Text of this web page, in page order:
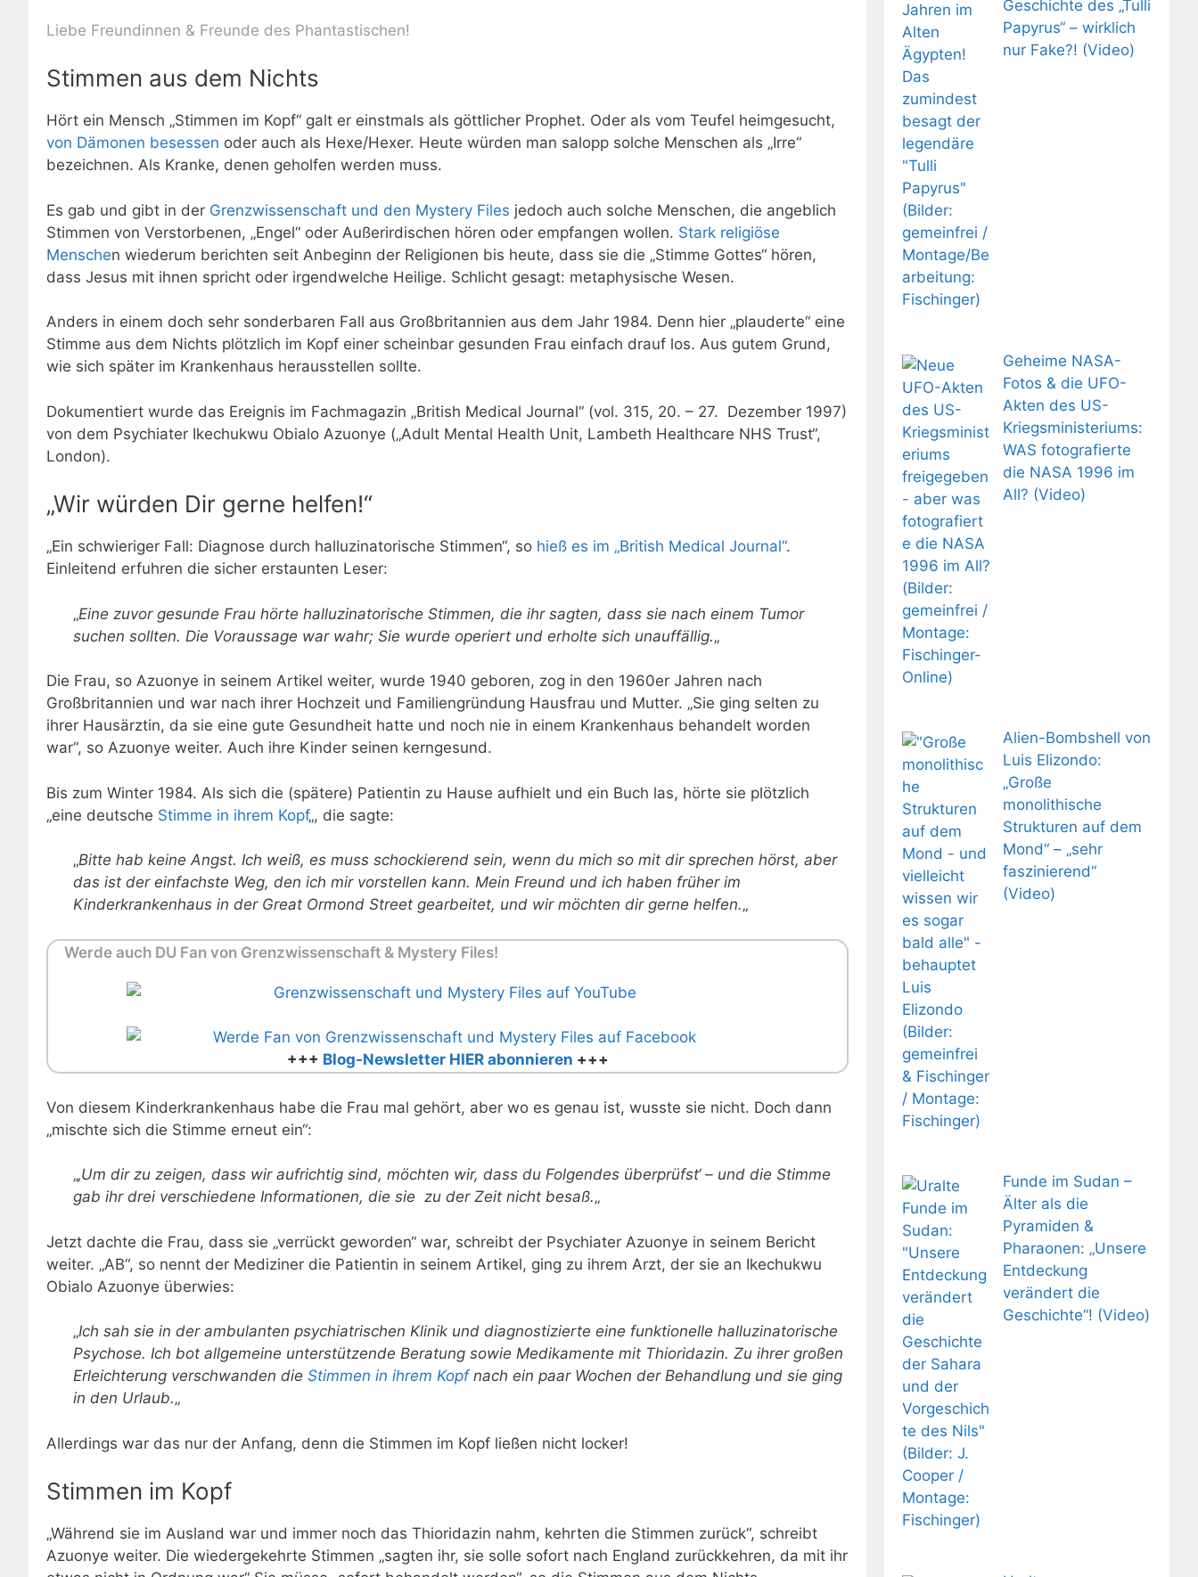
Liebe Freundinnen & Freunde des Phantastischen!
Stimmen aus dem Nichts
Hört ein Mensch „Stimmen im Kopf“ galt er einstmals als göttlicher Prophet. Oder als vom Teufel heimgesucht,
von Dämonen besessen oder auch als Hexe/Hexer. Heute würden man salopp solche Menschen als „Irre“
bezeichnen. Als Kranke, denen geholfen werden muss.
Es gab und gibt in der Grenzwissenschaft und den Mystery Files jedoch auch solche Menschen, die angeblich
Stimmen von Verstorbenen, „Engel“ oder Außerirdischen hören oder empfangen wollen. Stark religiöse
Menschen wiederum berichten seit Anbeginn der Religionen bis heute, dass sie die „Stimme Gottes“ hören,
dass Jesus mit ihnen spricht oder irgendwelche Heilige. Schlicht gesagt: metaphysische Wesen.
Anders in einem doch sehr sonderbaren Fall aus Großbritannien aus dem Jahr 1984. Denn hier „plauderte“ eine
Stimme aus dem Nichts plötzlich im Kopf einer scheinbar gesunden Frau einfach drauf los. Aus gutem Grund,
wie sich später im Krankenhaus herausstellen sollte.
Dokumentiert wurde das Ereignis im Fachmagazin „British Medical Journal“ (vol. 315, 20. – 27. Dezember 1997)
von dem Psychiater Ikechukwu Obialo Azuonye („Adult Mental Health Unit, Lambeth Healthcare NHS Trust“,
London).
„Wir würden Dir gerne helfen!“
„Ein schwieriger Fall: Diagnose durch halluzinatorische Stimmen“, so hieß es im „British Medical Journal“.
Einleitend erfuhren die sicher erstaunten Leser:
„Eine zuvor gesunde Frau hörte halluzinatorische Stimmen, die ihr sagten, dass sie nach einem Tumor
suchen sollten. Die Voraussage war wahr; Sie wurde operiert und erholte sich unauffällig.„
Die Frau, so Azuonye in seinem Artikel weiter, wurde 1940 geboren, zog in den 1960er Jahren nach
Großbritannien und war nach ihrer Hochzeit und Familiengründung Hausfrau und Mutter. „Sie ging selten zu
ihrer Hausärztin, da sie eine gute Gesundheit hatte und noch nie in einem Krankenhaus behandelt worden
war“, so Azuonye weiter. Auch ihre Kinder seinen kerngesund.
Bis zum Winter 1984. Als sich die (spätere) Patientin zu Hause aufhielt und ein Buch las, hörte sie plötzlich
„eine deutsche Stimme in ihrem Kopf„, die sagte:
„Bitte hab keine Angst. Ich weiß, es muss schockierend sein, wenn du mich so mit dir sprechen hörst, aber
das ist der einfachste Weg, den ich mir vorstellen kann. Mein Freund und ich haben früher im
Kinderkrankenhaus in der Great Ormond Street gearbeitet, und wir möchten dir gerne helfen.„
Werde auch DU Fan von Grenzwissenschaft & Mystery Files!
+++ Blog-Newsletter HIER abonnieren +++
Von diesem Kinderkrankenhaus habe die Frau mal gehört, aber wo es genau ist, wusste sie nicht. Doch dann
„mischte sich die Stimme erneut ein“:
„‚Um dir zu zeigen, dass wir aufrichtig sind, möchten wir, dass du Folgendes überprüfst‘ – und die Stimme
gab ihr drei verschiedene Informationen, die sie zu der Zeit nicht besaß.„
Jetzt dachte die Frau, dass sie „verrückt geworden“ war, schreibt der Psychiater Azuonye in seinem Bericht
weiter. „AB“, so nennt der Mediziner die Patientin in seinem Artikel, ging zu ihrem Arzt, der sie an Ikechukwu
Obialo Azuonye überwies:
„Ich sah sie in der ambulanten psychiatrischen Klinik und diagnostizierte eine funktionelle halluzinatorische
Psychose. Ich bot allgemeine unterstützende Beratung sowie Medikamente mit Thioridazin. Zu ihrer großen
Erleichterung verschwanden die Stimmen in ihrem Kopfnach ein paar Wochen der Behandlung und sie ging
in den Urlaub.„
Allerdings war das nur der Anfang, denn die Stimmen im Kopf ließen nicht locker!
Stimmen im Kopf
„Während sie im Ausland war und immer noch das Thioridazin nahm, kehrten die Stimmen zurück“, schreibt
Azuonye weiter. Die wiedergekehrte Stimmen „sagten ihr, sie solle sofort nach England zurückkehren, da mit ihr
Geschichte des „Tulli
Papyrus“ – wirklich
nur Fake?! (Video)
Geheime NASA-
Fotos & die UFO-
Akten des US-
Kriegsministeriums:
WAS fotografierte
die NASA 1996 im
All? (Video)
Alien-Bombshell von
Luis Elizondo:
„Große
monolithische
Strukturen auf dem
Mond“ – „sehr
faszinierend“
(Video)
Funde im Sudan –
Älter als die
Pyramiden &
Pharaonen: „Unsere
Entdeckung
verändert die
Geschichte“! (Video)